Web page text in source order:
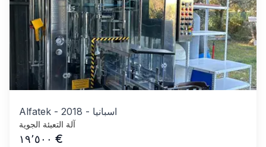
Alfatek - 2018 - اسبانيا
آلة التعبئة الجوية
١٩٬٥٠٠ €